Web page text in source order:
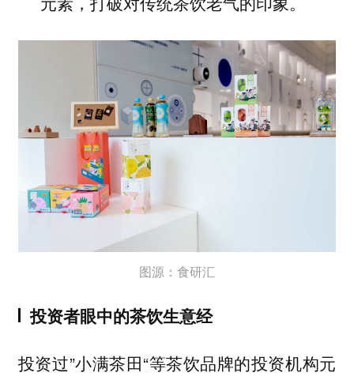
图源：食研汇
投资者眼中的茶饮生意经
投资过”小满茶田“等茶饮品牌的投资机构元